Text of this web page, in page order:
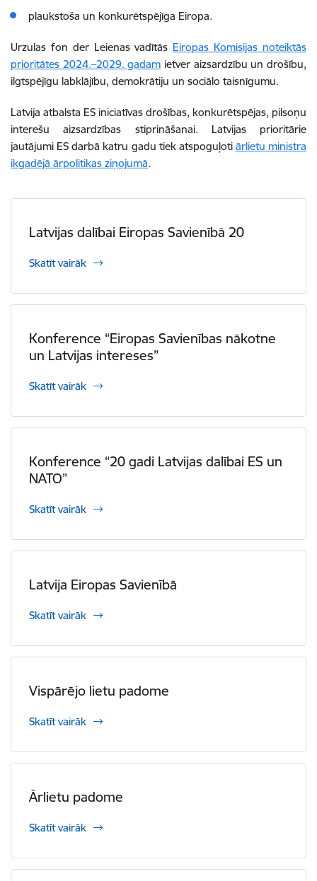
plaukstoša un konkurētspējīga Eiropa.
Urzulas fon der Leienas vadītās Eiropas Komisijas noteiktās
prioritātes 2024.–2029. gadam ietver aizsardzību un drošību,
ilgtspējīgu labklājību, demokrātiju un sociālo taisnīgumu.
Latvija atbalsta ES iniciatīvas drošības, konkurētspējas, pilsoņu
interešu aizsardzības stiprināšanai. Latvijas prioritārie
jautājumi ES darbā katru gadu tiek atspoguļoti ārlietu ministra
ikgadējā ārpolitikas ziņojumā.
Latvijas dalībai Eiropas Savienībā 20
Skatīt vairāk
Konference “Eiropas Savienības nākotne
un Latvijas intereses”
Skatīt vairāk
Konference “20 gadi Latvijas dalībai ES un
NATO”
Skatīt vairāk
Latvija Eiropas Savienībā
Skatīt vairāk
Vispārējo lietu padome
Skatīt vairāk
Ārlietu padome
Skatīt vairāk